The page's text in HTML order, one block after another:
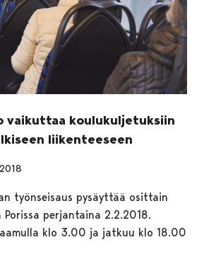
vaikuttaa koulukuljetuksiin
liikenteeseen
työnseisaus pysäyttää osittain
perjantaina 2.2.2018.
aamulla klo 3.00 ja jatkuu klo 18.00